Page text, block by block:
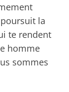
la
te rendent
homme
sommes